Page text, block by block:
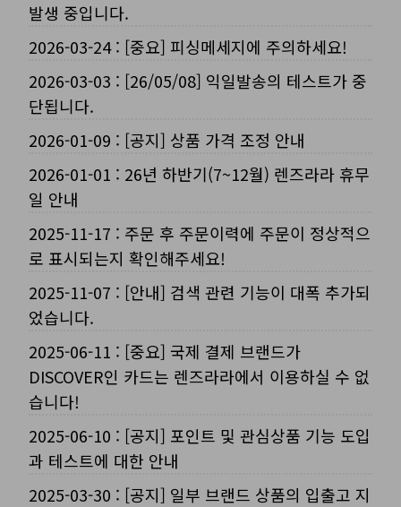
발생 중입니다.
2026-03-24: [중요] 피싱메세지에 주의하세요!
2026-03-03 : [26/05/08] 익일발송의 테스트가 중
단됩니다.
2026-01-09 : [공지] 상품 가격 조정 안내
2026-01-01 : 26년 하반기(7~12월) 렌즈라라 휴무
일 안내
2025-11-17 : 주문 후 주문이력에 주문이 정상적으
로 표시되는지 확인해주세요!
2025-11-07 : [안내] 검색 관련 기능이 대폭 추가되
었습니다.
2025-06-11 : [중요] 국제 결제 브랜드가
DISCOVER인 카드는 렌즈라라에서 이용하실 수 없
습니다!
2025-06-10 : [공지] 포인트 및 관심상품 기능 도입
과 테스트에 대한 안내
2025-03-30 : [공지] 일부 브랜드 상품의 입출고 지